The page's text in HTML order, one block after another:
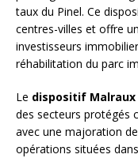
taux du Pinel. Ce
centres-villes et offre
investisseurs
réhabilitation du parc
Le dispositif Malraux
des secteurs protégés
avec une majoration
opérations situées